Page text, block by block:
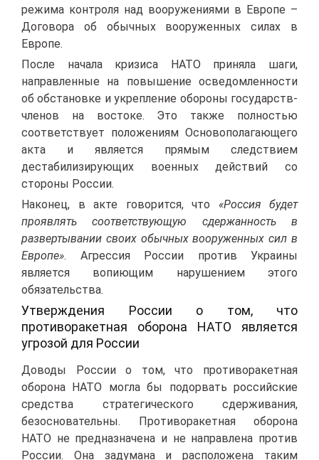
режима контроля над вооружениями в Европе –
Договора об обычных вооруженных силах в
Европе.
После начала кризиса НАТО приняла шаги,
направленные на повышение осведомленности
об обстановке и укрепление обороны государств-
членов на востоке. Это также полностью
соответствует положениям Основополагающего
акта и является прямым следствием
дестабилизирующих военных действий со
стороны России.
Наконец, в акте говорится, что «Россия будет
проявлять соответствующую сдержанность в
развертывании своих обычных вооруженных сил в
Европе». Агрессия России против Украины
является вопиющим нарушением этого
обязательства.
Утверждения России о том, что
противоракетная оборона НАТО является
угрозой для России
Доводы России о том, что противоракетная
оборона НАТО могла бы подорвать российские
средства стратегического сдерживания,
безосновательны. Противоракетная оборона
НАТО не предназначена и не направлена против
России. Она задумана и расположена таким